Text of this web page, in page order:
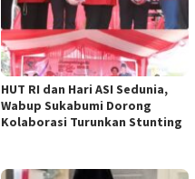
HUT RI dan Hari ASI Sedunia,
Wabup Sukabumi Dorong
Kolaborasi Turunkan Stunting